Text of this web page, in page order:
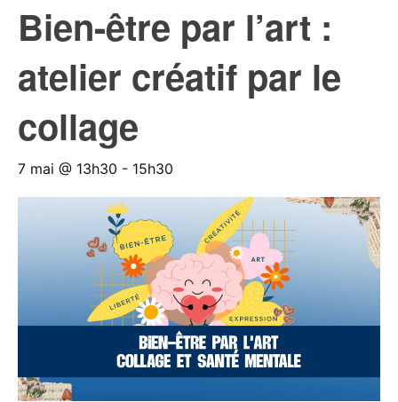
Bien-être par l’art :
atelier créatif par le
collage
7 mai @ 13h30 - 15h30